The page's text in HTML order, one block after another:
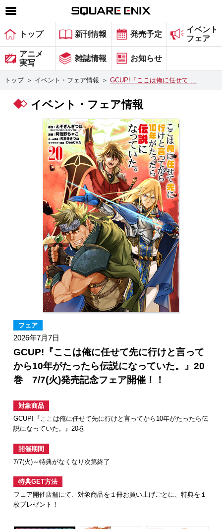
SQUARE ENIX 公式サイトメニュー
ゲーム
マガジン＆ブックス
グッズ
会社情報 採用情報
スクウェア・エニックス サイト内検索
トップ 新刊情報 発売予定
イベント
フェア
アニメ
実写
雑誌情報 お知らせ
トップ ＞ イベント・フェア情報 ＞ GCUP!『ここは俺に任せて …
イベント・フェア情報
フェア
2026年7月7日
GCUP!『ここは俺に任せて先に行けと言って
から10年がたったら伝説になっていた。』20
巻 7/7(火)発売記念フェア開催！！
対象商品
GCUP!『ここは俺に任せて先に行けと言ってから10年がたったら伝
説になっていた。』20巻
開催期間
7/7(火)～特典がなくなり次第終了
特典GET方法
フェア開催店舗にて、対象商品を１冊お買い上げごとに、特典を１
枚プレゼント！